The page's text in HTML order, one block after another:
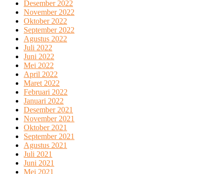
Desember 2022
November 2022
Oktober 2022
September 2022
Agustus 2022
Juli 2022
Juni 2022
Mei 2022
April 2022
Maret 2022
Februari 2022
Januari 2022
Desember 2021
November 2021
Oktober 2021
September 2021
Agustus 2021
Juli 2021
Juni 2021
Mei 2021